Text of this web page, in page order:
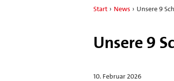
Start › News › Unsere 9
Unsere 9
10. Februar 2026